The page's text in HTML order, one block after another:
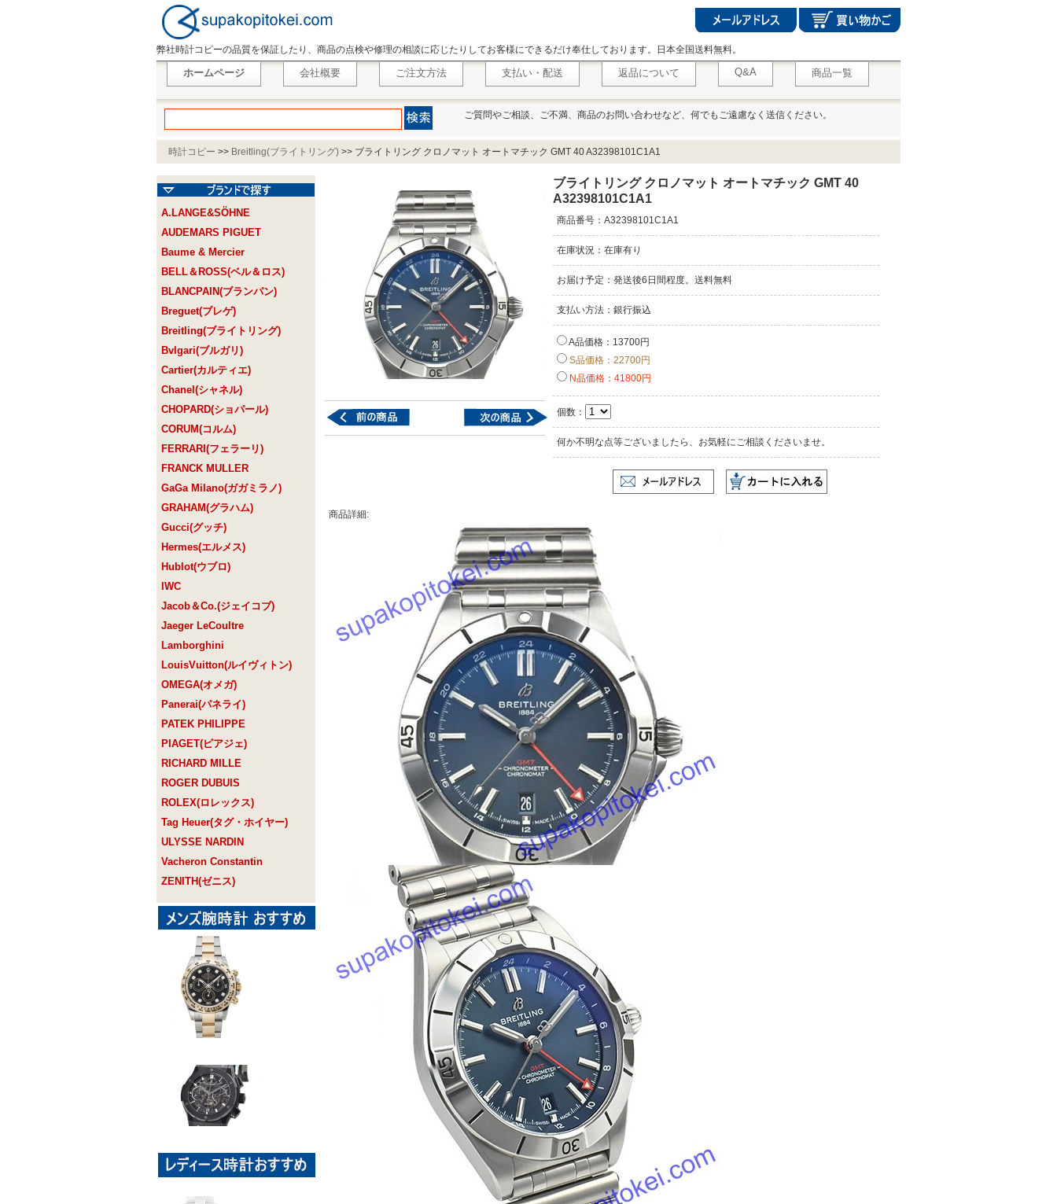
弊社時計コピーの品質を保証したり、商品の点検や修理の相談に応じたりしてお客様にできるだけ奉仕しております。日本全国送料無料。
ホームページ 会社概要 ご注文方法 支払い・配送 返品について Q&A 商品一覧
ご質問やご相談、ご不満、商品のお問い合わせなど、何でもご遠慮なく送信ください。
時計コピー >> Breitling(ブライトリング) >> ブライトリング クロノマット オートマチック GMT 40 A32398101C1A1
A.LANGE&SÖHNE
AUDEMARS PIGUET
Baume & Mercier
BELL＆ROSS(ベル＆ロス)
BLANCPAIN(ブランパン)
Breguet(ブレゲ)
Breitling(ブライトリング)
Bvlgari(ブルガリ)
Cartier(カルティエ)
Chanel(シャネル)
CHOPARD(ショパール)
CORUM(コルム)
FERRARI(フェラーリ)
FRANCK MULLER
GaGa Milano(ガガミラノ)
GRAHAM(グラハム)
Gucci(グッチ)
Hermes(エルメス)
Hublot(ウブロ)
IWC
Jacob＆Co.(ジェイコブ)
Jaeger LeCoultre
Lamborghini
LouisVuitton(ルイヴィトン)
OMEGA(オメガ)
Panerai(パネライ)
PATEK PHILIPPE
PIAGET(ピアジェ)
RICHARD MILLE
ROGER DUBUIS
ROLEX(ロレックス)
Tag Heuer(タグ・ホイヤー)
ULYSSE NARDIN
Vacheron Constantin
ZENITH(ゼニス)
ブライトリング クロノマット オートマチック GMT 40
A32398101C1A1
商品番号：A32398101C1A1
在庫状況：在庫有り
お届け予定：発送後6日間程度。送料無料
支払い方法：銀行振込
A品価格：13700円
S品価格：22700円
N品価格：41800円
個数：
何か不明な点等ございましたら、お気軽にご相談くださいませ。
商品詳細: